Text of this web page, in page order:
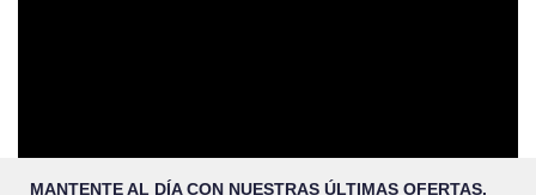
MANTENTE AL DÍA CON NUESTRAS ÚLTIMAS OFERTAS.